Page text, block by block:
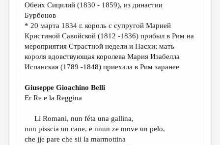
КУЛЬТУРОВЕДЕНИЕ
ПУБЛИЦИСТИКА
РЕЦЕНЗИРОВАНИЕ
ЦИКЛЫ ПУБЛИКАЦИЙ
ТРЕДИАКОВСКИЙ
МЕДИА
ВКОНТАКТЕ
Обеих Сицилий (1830 - 1859), из династии
Бурбонов
* 20 марта 1834 г. король с супругой Марией
Кристиной Савойской (1812 -1836) прибыл в Рим на
мероприятия Страстной недели и Пасхи; мать
короля вдовствующая королева Мария Изабелла
Испанская (1789 -1848) приехала в Рим заранее
Giuseppe Gioachino Belli
Er Re e la Reggina
Li Romani, nun féta una gallina,
nun pisscia un cane, e nnun ze move un pelo,
che jje pare che sii la marmottina